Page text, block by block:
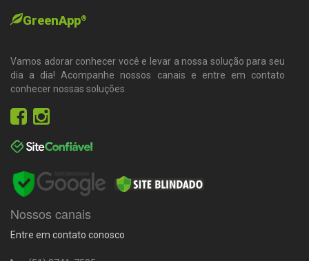
GreenApp®
Vamos adorar conhecer você e levar a nossa solução para seu
dia a dia! Acompanhe nossos canais e entre em contato
conhecer nossas soluções.
Nossos canais
Entre em contato conosco